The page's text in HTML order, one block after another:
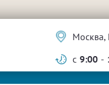
Москва,
с 9:00 -